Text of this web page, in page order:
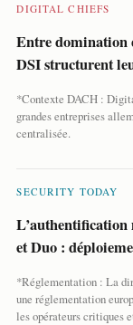
DIGITAL CHIEFS
Entre domination
DSI structurent
*Contexte DACH :
grandes entreprises
centralisée.
SECURITY TODAY
et Duo :
*Réglementation : La
une réglementation
les opérateurs critiques